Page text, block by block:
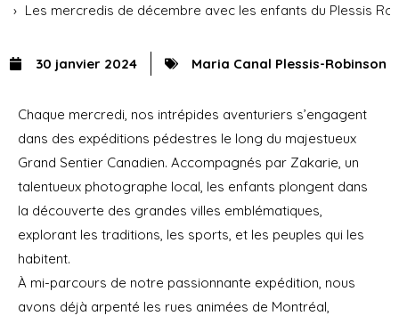
Accueil
Actus
Les mercredis de décembre avec les enfants du Plessis
30 janvier 2024 Maria Canal Plessis-Robinson
Chaque mercredi, nos intrépides aventuriers s’engagent
dans des expéditions pédestres le long du majestueux
Grand Sentier Canadien. Accompagnés par Zakarie, un
talentueux photographe local, les enfants plongent dans
la découverte des grandes villes emblématiques,
explorant les traditions, les sports, et les peuples qui les
habitent.
À mi-parcours de notre passionnante expédition, nous
avons déjà arpenté les rues animées de Montréal,